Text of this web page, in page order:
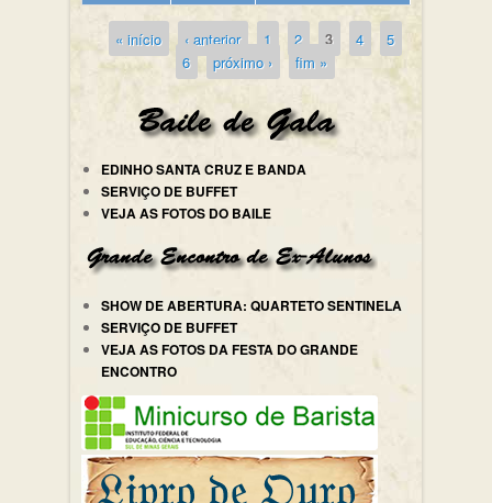
Páginas
« início ‹ anterior 1 2 3 4
5
6
próximo › fim »
EDINHO SANTA CRUZ E BANDA
SERVIÇO DE BUFFET
VEJA AS FOTOS DO BAILE
SHOW DE ABERTURA: QUARTETO SENTINELA
SERVIÇO DE BUFFET
VEJA AS FOTOS DA FESTA DO GRANDE
ENCONTRO